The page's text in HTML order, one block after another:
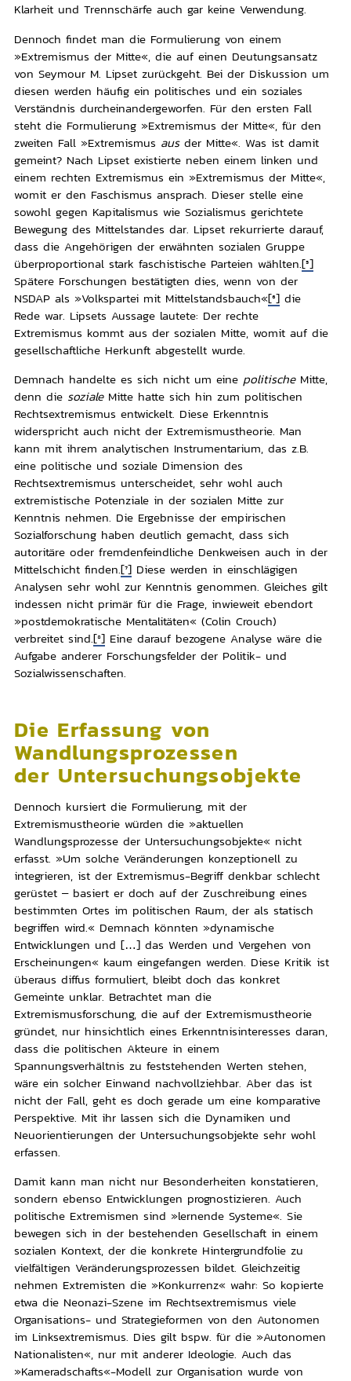
Klarheit und Trennschärfe auch gar keine Verwendung.
Dennoch findet man die Formulierung von einem
»Extremismus der Mitte«, die auf einen Deutungsansatz
von Seymour M. Lipset zurückgeht. Bei der Diskussion um
diesen werden häufig ein politisches und ein soziales
Verständnis durcheinandergeworfen. Für den ersten Fall
steht die Formulierung »Extremismus der Mitte«, für den
zweiten Fall »Extremismus ausder Mitte«. Was ist damit
gemeint? Nach Lipset existierte neben einem linken und
einem rechten Extremismus ein »Extremismus der Mitte«,
womit er den Faschismus ansprach. Dieser stelle eine
sowohl gegen Kapitalismus wie Sozialismus gerichtete
Bewegung des Mittelstandes dar. Lipset rekurrierte darauf,
dass die Angehörigen der erwähnten sozialen Gruppe
überproportional stark faschistische Parteien wählten.[5]
Spätere Forschungen bestätigten dies, wenn von der
NSDAP als »Volkspartei mit Mittelstandsbauch«[6]die
Rede war. Lipsets Aussage lautete: Der rechte
Extremismus kommt aus der sozialen Mitte, womit auf die
gesellschaftliche Herkunft abgestellt wurde.
Demnach handelte es sich nicht um eine politischeMitte,
denn die sozialeMitte hatte sich hin zum politischen
Rechtsextremismus entwickelt. Diese Erkenntnis
widerspricht auch nicht der Extremismustheorie. Man
kann mit ihrem analytischen Instrumentarium, das z.B.
eine politische und soziale Dimension des
Rechtsextremismus unterscheidet, sehr wohl auch
extremistische Potenziale in der sozialen Mitte zur
Kenntnis nehmen. Die Ergebnisse der empirischen
Sozialforschung haben deutlich gemacht, dass sich
autoritäre oder fremdenfeindliche Denkweisen auch in der
Mittelschicht finden.[7]Diese werden in einschlägigen
Analysen sehr wohl zur Kenntnis genommen. Gleiches gilt
indessen nicht primär für die Frage, inwieweit ebendort
»postdemokratische Mentalitäten« (Colin Crouch)
verbreitet sind.[8]Eine darauf bezogene Analyse wäre die
Aufgabe anderer Forschungsfelder der Politik- und
Sozialwissenschaften.
Die Erfassung von
Wandlungsprozessen
der Untersuchungsobjekte
Dennoch kursiert die Formulierung, mit der
Extremismustheorie würden die »aktuellen
Wandlungsprozesse der Untersuchungsobjekte« nicht
erfasst. »Um solche Veränderungen konzeptionell zu
integrieren, ist der Extremismus-Begriff denkbar schlecht
gerüstet – basiert er doch auf der Zuschreibung eines
bestimmten Ortes im politischen Raum, der als statisch
begriffen wird.« Demnach könnten »dynamische
Entwicklungen und […] das Werden und Vergehen von
Erscheinungen« kaum eingefangen werden. Diese Kritik ist
überaus diffus formuliert, bleibt doch das konkret
Gemeinte unklar. Betrachtet man die
Extremismusforschung, die auf der Extremismustheorie
gründet, nur hinsichtlich eines Erkenntnisinteresses daran,
dass die politischen Akteure in einem
Spannungsverhältnis zu feststehenden Werten stehen,
wäre ein solcher Einwand nachvollziehbar. Aber das ist
nicht der Fall, geht es doch gerade um eine komparative
Perspektive. Mit ihr lassen sich die Dynamiken und
Neuorientierungen der Untersuchungsobjekte sehr wohl
erfassen.
Damit kann man nicht nur Besonderheiten konstatieren,
sondern ebenso Entwicklungen prognostizieren. Auch
politische Extremismen sind »lernende Systeme«. Sie
bewegen sich in der bestehenden Gesellschaft in einem
sozialen Kontext, der die konkrete Hintergrundfolie zu
vielfältigen Veränderungsprozessen bildet. Gleichzeitig
nehmen Extremisten die »Konkurrenz« wahr: So kopierte
etwa die Neonazi-Szene im Rechtsextremismus viele
Organisations- und Strategieformen von den Autonomen
im Linksextremismus. Dies gilt bspw. für die »Autonomen
Nationalisten«, nur mit anderer Ideologie. Auch das
»Kameradschafts«-Modell zur Organisation wurde von